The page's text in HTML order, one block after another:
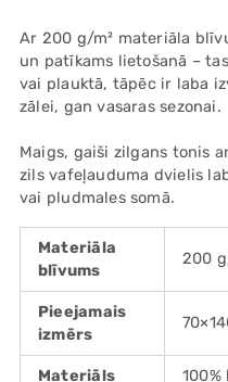
Ar 200 g/m² materiāla
un patīkams lietošanā –
vai plauktā, tāpēc ir laba
zālei, gan vasaras sezonai.
Maigs, gaiši zilgans tonis
zils vafeļauduma dvielis
vai pludmales somā.
Materiāla
blīvums
200
Pieejamais
izmērs
Materiāls 100%